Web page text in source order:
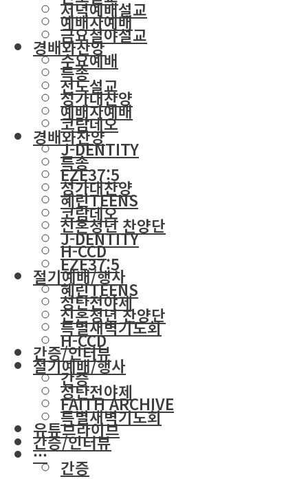
예배자예배
경배와찬양
특송
성가대찬양
코람데오
J-DENTITY
EZE37:5
혜린TEENS
신혼청년 찬양단
H-CCD
절기예배/행사
성탄전야제
특별새벽기도회
간증/인터뷰
간증
FAITH ARCHIVE
유튜브라이브
···
저녁예배설교
금요철야설교
수요예배
전도설교
예배자예배
경배와찬양
특송
성가대찬양
코람데오
J-DENTITY
EZE37:5
혜린TEENS
신혼청년 찬양단
H-CCD
절기예배/행사
성탄전야제
특별새벽기도회
간증/인터뷰
간증